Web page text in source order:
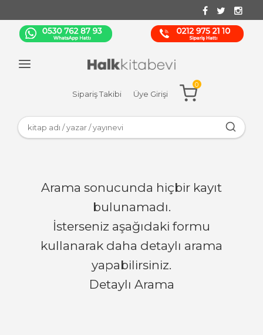
Sipariş Takibi Üye Girişi
0
Arama sonucunda hiçbir kayıt
bulunamadı.
İsterseniz aşağıdaki formu
kullanarak daha detaylı arama
yapabilirsiniz.
Detaylı Arama